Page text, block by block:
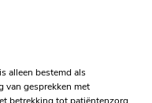
alleen bestemd als
van gesprekken met